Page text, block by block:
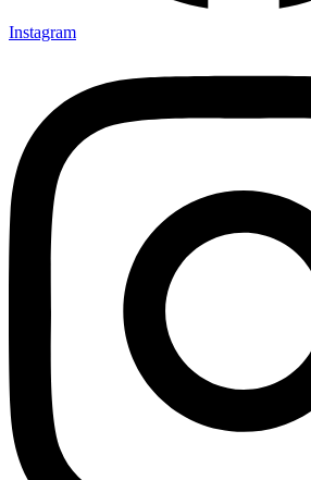
Instagram